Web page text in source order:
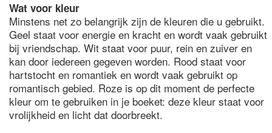
Wat voor kleur
Minstens net zo belangrijk zijn de kleuren die u gebruikt.
Geel staat voor energie en kracht en wordt vaak gebruikt
bij vriendschap. Wit staat voor puur, rein en zuiver en
kan door iedereen gegeven worden. Rood staat voor
hartstocht en romantiek en wordt vaak gebruikt op
romantisch gebied. Roze is op dit moment de perfecte
kleur om te gebruiken in je boeket: deze kleur staat voor
vrolijkheid en licht dat doorbreekt.